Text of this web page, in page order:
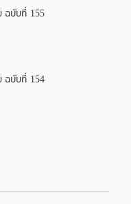
ฉบับที่ 155
ฉบับที่ 154